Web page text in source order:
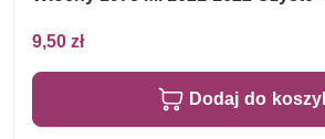
9,50 zł
Dodaj do